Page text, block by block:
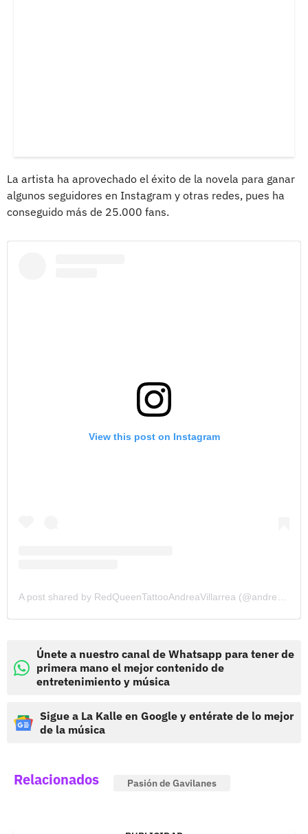
La artista ha aprovechado el éxito de la novela para ganar
algunos seguidores en Instagram y otras redes, pues ha
conseguido más de 25.000 fans.
View this post on Instagram
A post shared by RedQueenTattooAndreaVillarrea (@andreavillarreal.redqueen)
Únete a nuestro canal de Whatsapp para tener de
primera mano el mejor contenido de
entretenimiento y música
Sigue a La Kalle en Google y entérate de lo mejor
de la música
Relacionados Pasión de Gavilanes